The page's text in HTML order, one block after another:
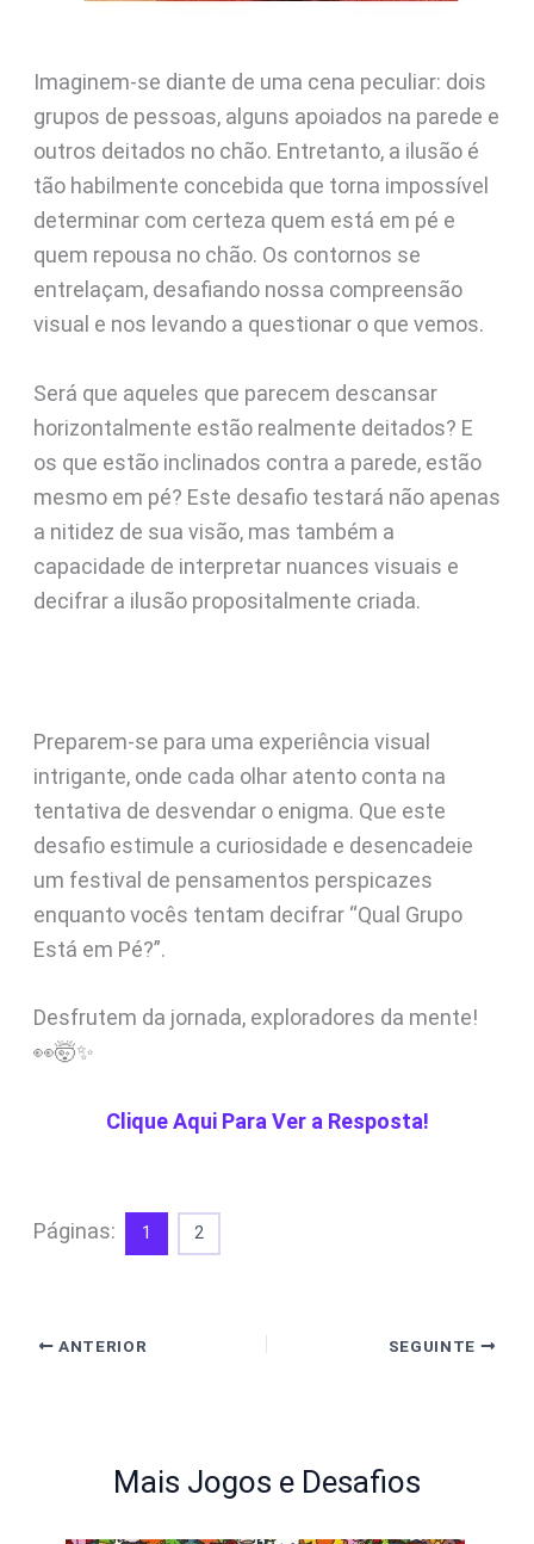
Imaginem-se diante de uma cena peculiar: dois
grupos de pessoas, alguns apoiados na parede e
outros deitados no chão. Entretanto, a ilusão é
tão habilmente concebida que torna impossível
determinar com certeza quem está em pé e
quem repousa no chão. Os contornos se
entrelaçam, desafiando nossa compreensão
visual e nos levando a questionar o que vemos.
Será que aqueles que parecem descansar
horizontalmente estão realmente deitados? E
os que estão inclinados contra a parede, estão
mesmo em pé? Este desafio testará não apenas
a nitidez de sua visão, mas também a
capacidade de interpretar nuances visuais e
decifrar a ilusão propositalmente criada.
Preparem-se para uma experiência visual
intrigante, onde cada olhar atento conta na
tentativa de desvendar o enigma. Que este
desafio estimule a curiosidade e desencadeie
um festival de pensamentos perspicazes
enquanto vocês tentam decifrar “Qual Grupo
Está em Pé?”.
Desfrutem da jornada, exploradores da mente!
👀🤯✨
Clique Aqui Para Ver a Resposta!
Páginas: 1 2
ANTERIOR SEGUINTE
Mais Jogos e Desafios